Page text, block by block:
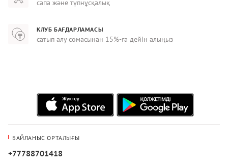
сапа және түпнұсқалық
КЛУБ БАҒДАРЛАМАСЫ
сатып алу сомасынан 15%-ға дейін алыңыз
БАЙЛАНЫС ОРТАЛЫҒЫ
+77788701418